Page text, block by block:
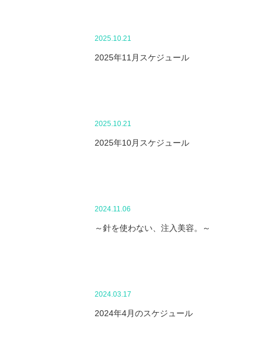
2025.10.21
2025年11月スケジュール
2025.10.21
2025年10月スケジュール
2024.11.06
～針を使わない、注入美容。～
2024.03.17
2024年4月のスケジュール